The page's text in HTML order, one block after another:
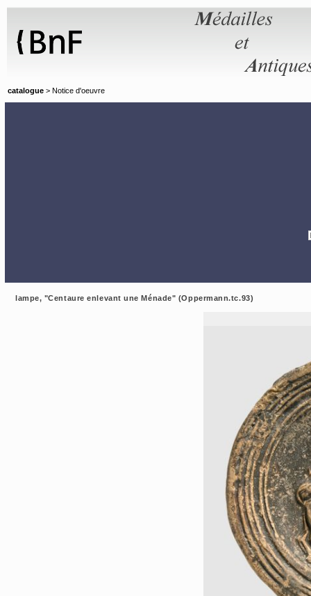
catalogue > Notice d'oeuvre
lampe, "Centaure enlevant une Ménade" (Oppermann.tc.93)